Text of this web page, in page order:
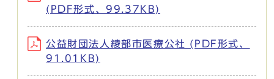
(PDF形式、99.37KB)
公益財団法人綾部市医療公社 (PDF形式、
91.01KB)